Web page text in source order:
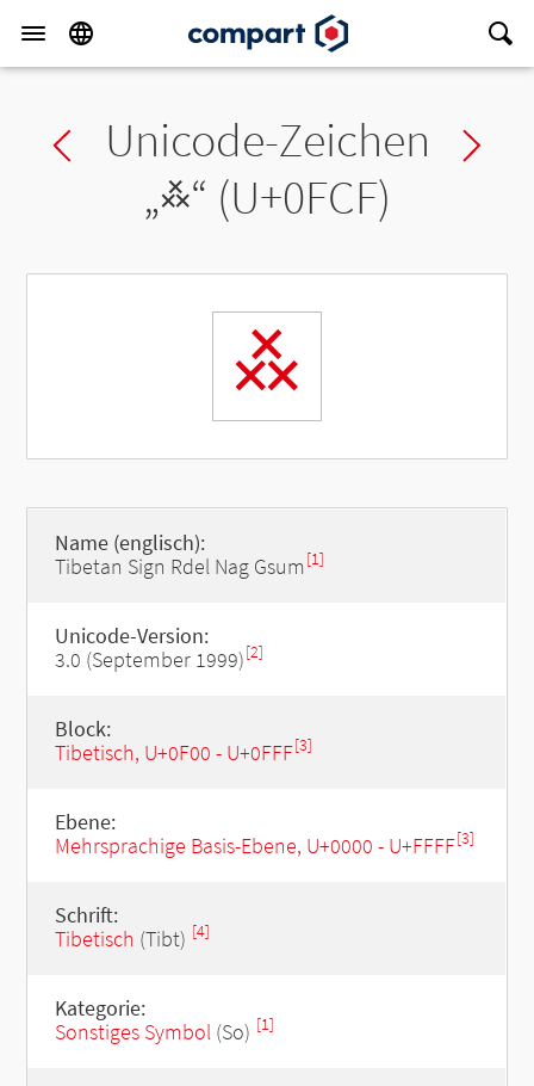
Previous char
Unicode-Zeichen
„࿏“ (U+0FCF)
࿏
Name (englisch):
Tibetan Sign Rdel Nag Gsum [1]
Unicode-Version:
3.0 (September 1999)[2]
Block:
Tibetisch, U+0F00 - U+0FFF[3]
Ebene:
Mehrsprachige Basis-Ebene, U+0000 - U+FFFF[3]
Schrift:
Tibetisch (Tibt) [4]
Kategorie:
Sonstiges Symbol(So) [1]